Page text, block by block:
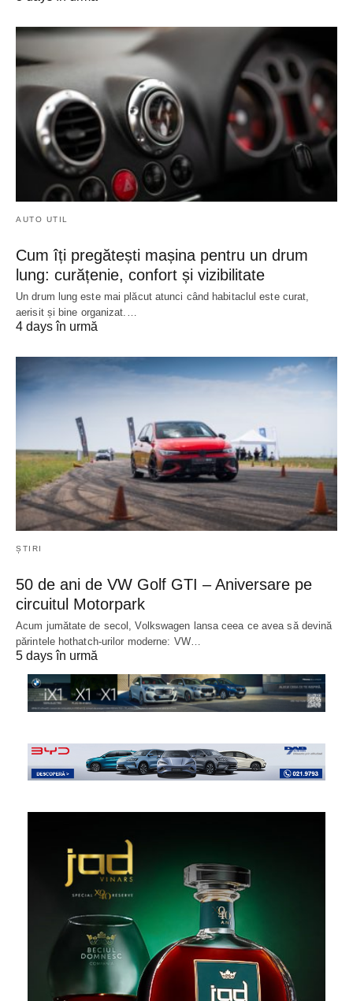
AUTO UTIL
Cum îți pregătești mașina pentru un drum
lung: curățenie, confort și vizibilitate
Un drum lung este mai plăcut atunci când habitaclul este curat,
aerisit și bine organizat.…
4 days în urmă
ȘTIRI
50 de ani de VW Golf GTI – Aniversare pe
circuitul Motorpark
Acum jumătate de secol, Volkswagen lansa ceea ce avea să devină
părintele hothatch-urilor moderne: VW…
5 days în urmă